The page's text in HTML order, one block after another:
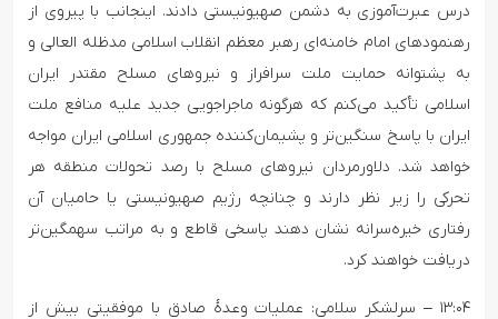
درس عبرت‌آموزی به دشمن صهیونیستی دادند. اینجانب با پیروی از
رهنمودهای امام خامنه‌ای رهبر معظم انقلاب اسلامی مدظله العالی و
به پشتوانه حمایت ملت سرافراز و نیروهای مسلح مقتدر ایران
اسلامی تأکید می‌کنم که هرگونه ماجراجویی جدید علیه منافع ملت
ایران با پاسخ سنگین‌تر و پشیمان‌کننده جمهوری اسلامی ایران مواجه
خواهد شد. دلاورمردان نیروهای مسلح با رصد تحولات منطقه هر
تحرکی را زیر نظر دارند و چنانچه رژیم صهیونیستی یا حامیان آن
رفتاری خیره‌سرانه نشان دهند پاسخی قاطع و به مراتب سهمگین‌تر
دریافت خواهند کرد.
۱۳:۰۴ – سرلشکر سلامی: عملیات وعدهٔ صادق با موفقیتی بیش از